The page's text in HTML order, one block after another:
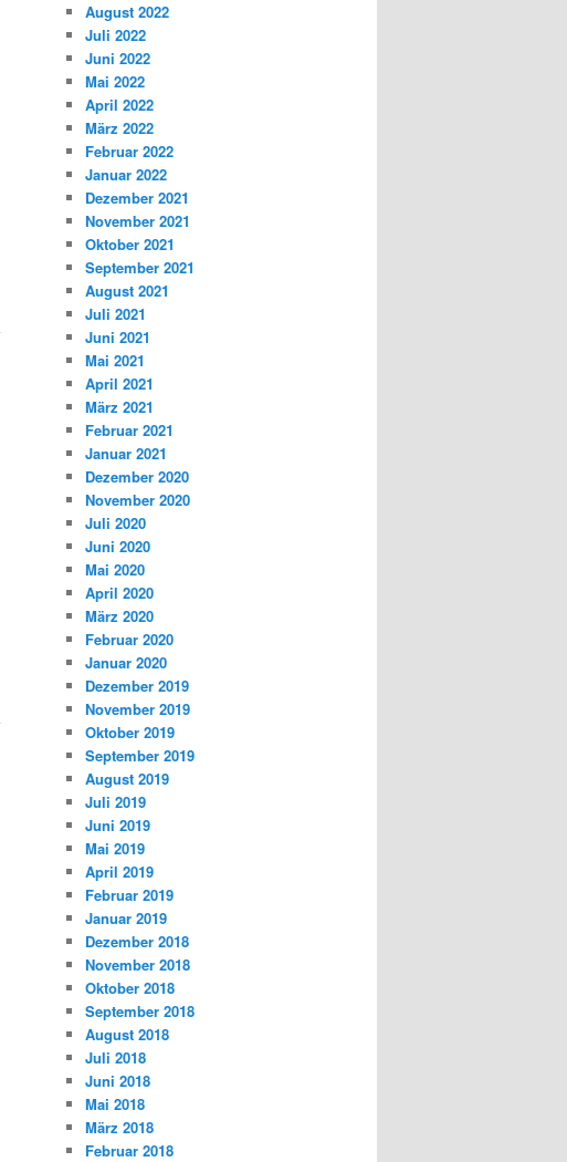
August 2022
Juli 2022
Juni 2022
Mai 2022
April 2022
März 2022
Februar 2022
Januar 2022
Dezember 2021
November 2021
Oktober 2021
September 2021
August 2021
Juli 2021
Juni 2021
Mai 2021
April 2021
März 2021
Februar 2021
Januar 2021
Dezember 2020
November 2020
Juli 2020
Juni 2020
Mai 2020
April 2020
März 2020
Februar 2020
Januar 2020
Dezember 2019
November 2019
Oktober 2019
September 2019
August 2019
Juli 2019
Juni 2019
Mai 2019
April 2019
Februar 2019
Januar 2019
Dezember 2018
November 2018
Oktober 2018
September 2018
August 2018
Juli 2018
Juni 2018
Mai 2018
März 2018
Februar 2018